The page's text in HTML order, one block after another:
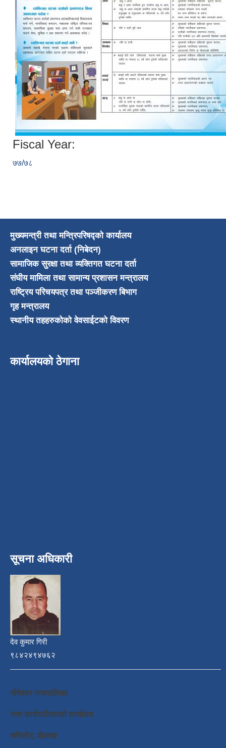
Fiscal Year:
७७/७८
मुख्यमन्त्री तथा मन्त्रिपरिषद्को कार्यालय
अनलाइन घटना दर्ता (निबेदन)
सामाजिक सुरक्षा तथा व्यक्तिगत घटना दर्ता
संघीय मामिला तथा सामान्य प्रशासन मन्त्रालय
राष्ट्रिय परिचयपत्र तथा पञ्जीकरण बिभाग
गृह मन्त्रालय
स्थानीय तहहरुकोको वेवसाईटको विवरण
कार्यालयको ठेगाना
सूचना अधिकारी
देव कुमार गिरी
९८४२४९४७६२
भीमेश्वर नगरपालिका
नगर कार्यपालिकाको कार्यालय
चरिकोट, दोलखा